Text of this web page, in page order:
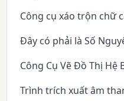
Công cụ xáo trộn chữ
Đây có phải là Số
Công Cụ Vẽ Đồ Thị Hệ
Trình trích xuất âm